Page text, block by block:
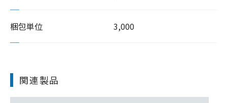
梱包単位 3,000
関連製品